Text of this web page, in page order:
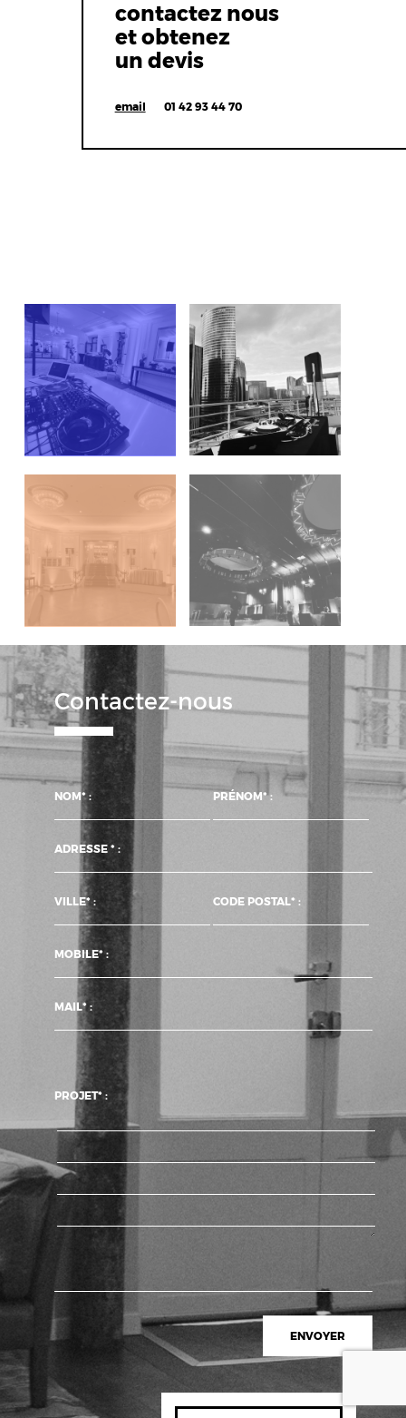
contactez nous
et obtenez
un devis
email 01 42 93 44 70
Contactez-nous
NOM* : PRÉNOM* :
ADRESSE * :
VILLE* : CODE POSTAL* :
MOBILE* :
MAIL* :
PROJET* :